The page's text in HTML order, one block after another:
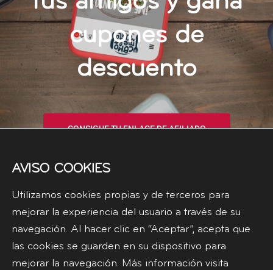
cupones de
descuento
CONSIGUE TU ENLACE DE AFILIADO
AVISO COOKIES
Utilizamos cookies propias y de terceros para
mejorar la experiencia del usuario a través de su
navegación. Al hacer clic en “Aceptar”, acepta que
las cookies se guarden en su dispositivo para
mejorar la navegación. Más información visita